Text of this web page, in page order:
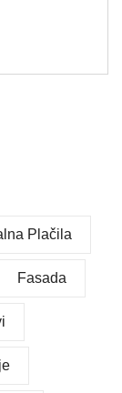
Plačila
Fasada